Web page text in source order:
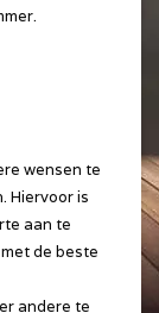
wensen te
Hiervoor is
aan te
de beste
andere te